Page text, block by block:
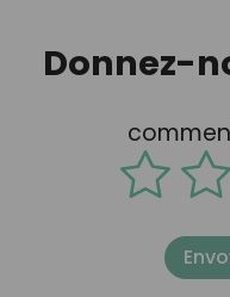
Donnez-